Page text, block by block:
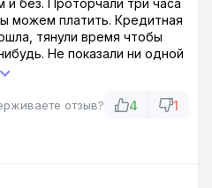
и без. Проторчали три часа
можем платить. Кредитная
тянули время чтобы
Не показали ни одной
бы я в неё сел и выходить
них как это должно быть в
отзыв? 4 1